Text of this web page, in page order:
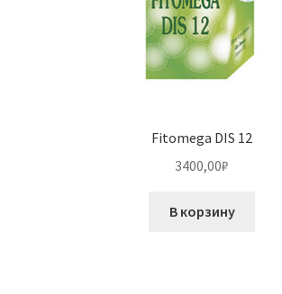
Fitomega DIS 12
3400,00₽
В корзину